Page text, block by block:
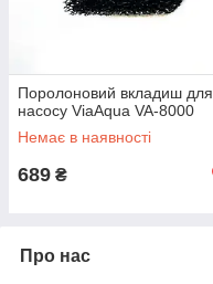
Поролоновий вкладиш для
насосу ViaAqua VA-8000
Немає в наявності
689 ₴
Про нас